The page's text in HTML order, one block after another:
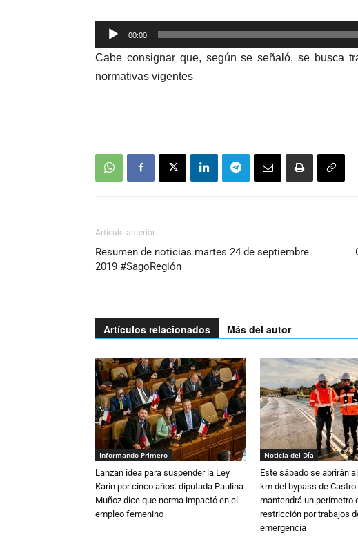
Reproductor
de
audio
00:00
Cabe consignar que, según se señaló, se busca
normativas vigentes
Artículo anterior
Resumen de noticias martes 24 de septiembre
2019 #SagoRegión
Artículos relacionados Más del autor
Informando Primero
Lanzan idea para suspender la Ley
Karin por cinco años: diputada Paulina
Muñoz dice que norma impactó en el
empleo femenino
Noticia del Día
Este sábado se abrirán
km del bypass de Castro
mantendrá un perímetro
restricción por trabajos
emergencia